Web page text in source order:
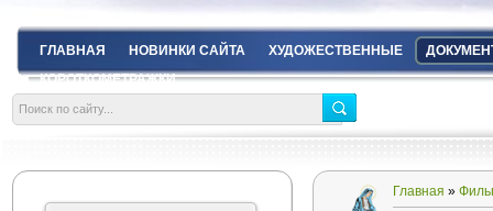
ГЛАВНАЯ НОВИНКИ САЙТА ХУДОЖЕСТВЕННЫЕ
КОРОТКОМЕТРАЖКИ
Главная »